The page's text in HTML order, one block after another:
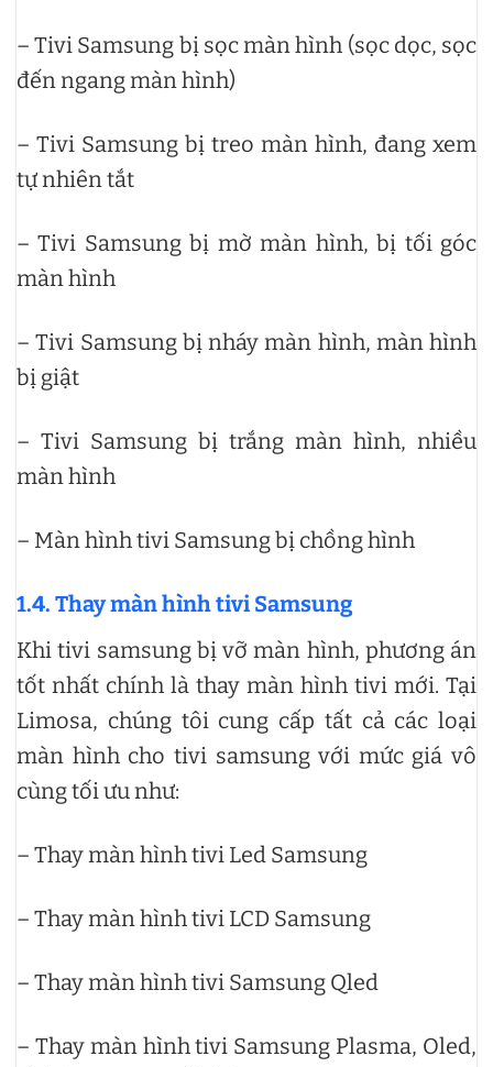
– Tivi Samsung bị sọc màn hình (sọc dọc, sọc
đến ngang màn hình)
– Tivi Samsung bị treo màn hình, đang xem
tự nhiên tắt
– Tivi Samsung bị mờ màn hình, bị tối góc
màn hình
– Tivi Samsung bị nháy màn hình, màn hình
bị giật
– Tivi Samsung bị trắng màn hình, nhiều
màn hình
– Màn hình tivi Samsung bị chồng hình
1.4. Thay màn hình tivi Samsung
Khi tivi samsung bị vỡ màn hình, phương án
tốt nhất chính là thay màn hình tivi mới. Tại
Limosa, chúng tôi cung cấp tất cả các loại
màn hình cho tivi samsung với mức giá vô
cùng tối ưu như:
– Thay màn hình tivi Led Samsung
– Thay màn hình tivi LCD Samsung
– Thay màn hình tivi Samsung Qled
– Thay màn hình tivi Samsung Plasma, Oled,